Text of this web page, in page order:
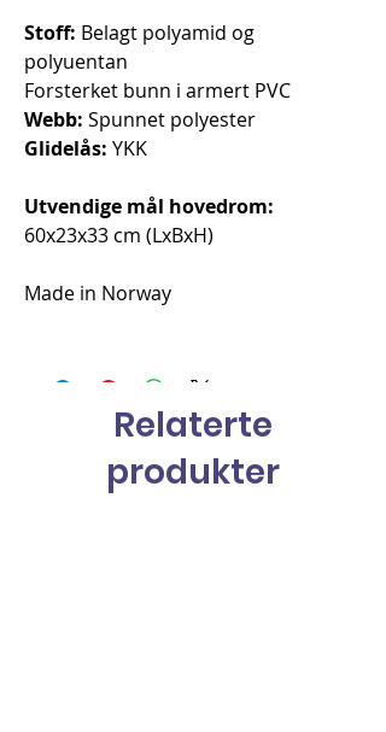
Stoff: Belagt polyamid og
polyuentan
Forsterket bunn i armert PVC
Webb: Spunnet polyester
Glidelås: YKK
Utvendige mål hovedrom:
60x23x33 cm (LxBxH)
Made in Norway
Relaterte
produkter